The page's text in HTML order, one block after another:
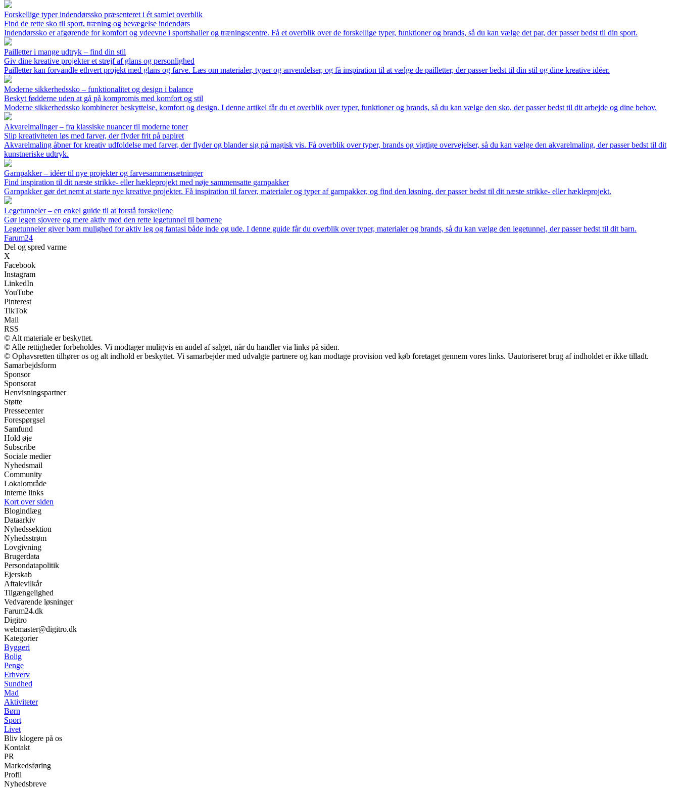
Forskellige typer indendørssko præsenteret i ét samlet overblik
Find de rette sko til sport, træning og bevægelse indendørs
Indendørssko er afgørende for komfort og ydeevne i sportshaller og træningscentre. Få et overblik over de forskellige typer, funktioner og brands, så du kan vælge det par, der passer bedst til din sport.
Pailletter i mange udtryk – find din stil
Giv dine kreative projekter et strejf af glans og personlighed
Pailletter kan forvandle ethvert projekt med glans og farve. Læs om materialer, typer og anvendelser, og få inspiration til at vælge de pailletter, der passer bedst til din stil og dine kreative idéer.
Moderne sikkerhedssko – funktionalitet og design i balance
Beskyt fødderne uden at gå på kompromis med komfort og stil
Moderne sikkerhedssko kombinerer beskyttelse, komfort og design. I denne artikel får du et overblik over typer, funktioner og brands, så du kan vælge den sko, der passer bedst til dit arbejde og dine behov.
Akvarelmalinger – fra klassiske nuancer til moderne toner
Slip kreativiteten løs med farver, der flyder frit på papiret
Akvarelmaling åbner for kreativ udfoldelse med farver, der flyder og blander sig på magisk vis. Få overblik over typer, brands og vigtige overvejelser, så du kan vælge den akvarelmaling, der passer bedst til dit
kunstneriske udtryk.
Garnpakker – idéer til nye projekter og farvesammensætninger
Find inspiration til dit næste strikke- eller hækleprojekt med nøje sammensatte garnpakker
Garnpakker gør det nemt at starte nye kreative projekter. Få inspiration til farver, materialer og typer af garnpakker, og find den løsning, der passer bedst til dit næste strikke- eller hækleprojekt.
Legetunneler – en enkel guide til at forstå forskellene
Gør legen sjovere og mere aktiv med den rette legetunnel til børnene
Legetunneler giver børn mulighed for aktiv leg og fantasi både inde og ude. I denne guide får du overblik over typer, materialer og brands, så du kan vælge den legetunnel, der passer bedst til dit barn.
Farum24
Del og spred varme
X
Facebook
Instagram
LinkedIn
YouTube
Pinterest
TikTok
Mail
RSS
© Alt materiale er beskyttet.
© Alle rettigheder forbeholdes. Vi modtager muligvis en andel af salget, når du handler via links på siden.
© Ophavsretten tilhører os og alt indhold er beskyttet. Vi samarbejder med udvalgte partnere og kan modtage provision ved køb foretaget gennem vores links. Uautoriseret brug af indholdet er ikke tilladt.
Samarbejdsform
Sponsor
Sponsorat
Henvisningspartner
Støtte
Pressecenter
Forespørgsel
Samfund
Hold øje
Subscribe
Sociale medier
Nyhedsmail
Community
Lokalområde
Interne links
Kort over siden
Blogindlæg
Dataarkiv
Nyhedssektion
Nyhedsstrøm
Lovgivning
Brugerdata
Persondatapolitik
Ejerskab
Aftalevilkår
Tilgængelighed
Vedvarende løsninger
Farum24.dk
Digitro
webmaster@digitro.dk
Kategorier
Byggeri
Bolig
Penge
Erhverv
Sundhed
Mad
Aktiviteter
Børn
Sport
Livet
Bliv klogere på os
Kontakt
PR
Markedsføring
Profil
Nyhedsbreve